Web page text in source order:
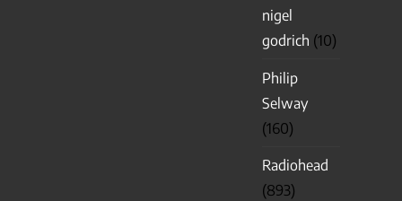
nigel
godrich (10)
Philip
Selway
(160)
Radiohead
(893)